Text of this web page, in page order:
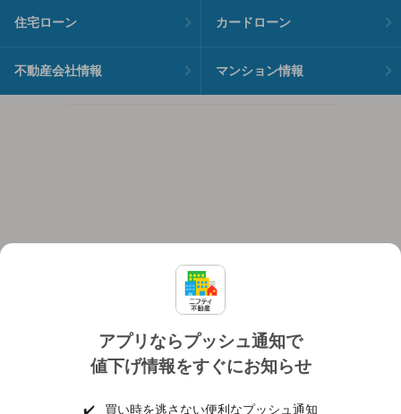
アプリならプッシュ通知で
値下げ情報をすぐにお知らせ
✔️ 買い時を逃さない便利なプッシュ通知
住宅ローン カードローン
不動産会社情報 マンション情報
個人情報保護ポリシー 利用規約
ヘルプ・お問い合わせ 採用情報